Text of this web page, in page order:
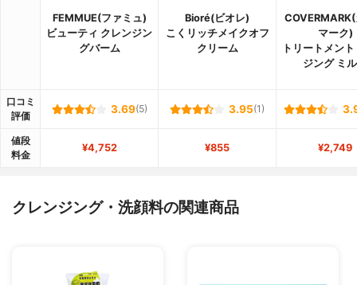
FEMMUE(ファミュ)
ビューティ クレンジン
グバーム
Bioré(ビオレ)
こくリッチメイクオフ
クリーム
マーク)
トリートメン
ジング ミ
口コミ
評価
3.69(5) 3.95(1)
値段
料金
¥4,752 ¥855 ¥2,749
クレンジング・洗顔料の関連商品